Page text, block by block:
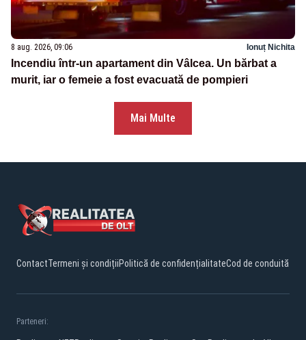
8 aug. 2026, 09:06 Ionuț Nichita
Incendiu într-un apartament din Vâlcea. Un bărbat a
murit, iar o femeie a fost evacuată de pompieri
Mai Multe
ContactTermeni și condițiiPolitică de confidențialitateCod de conduită
Parteneri: